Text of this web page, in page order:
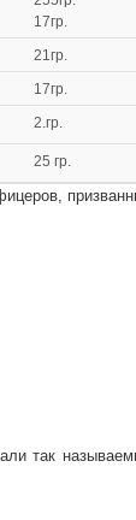
17гр.
21гр.
17гр.
2.гр.
25 гр.
так